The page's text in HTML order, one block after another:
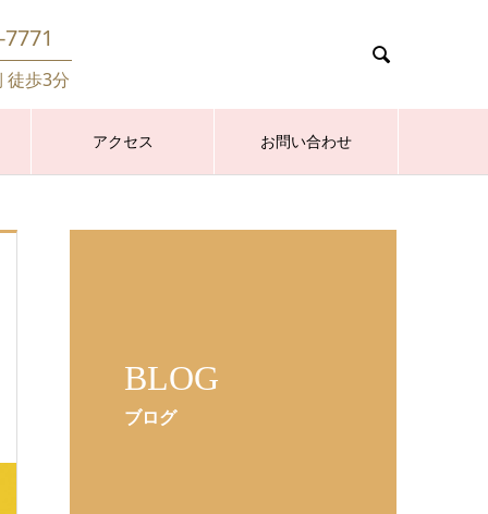
徒歩3分

アクセス お問い合わせ
BLOG
ブログ